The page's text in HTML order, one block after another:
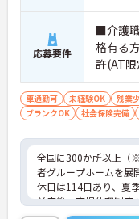
備」により現場の負
ご利用者様の安全性は
っても身体的負担が
保って業務に集中でき
応募要件
■介護
格有る
許(AT
がい者
迎
車通勤可 未経験OK 残業
ブランクOK
社会保険完備
全国に300か所以上（
者グループホームを展
休日は114日あり、夏
前産後・育児休暇制度
活躍中で、ワークライ